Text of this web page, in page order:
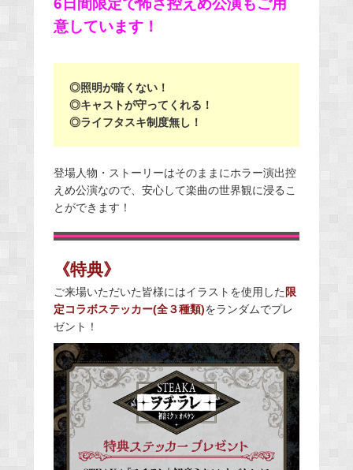
6日間限定で怖さ控えめ公演もご用
意しています！
◎照明が暗くない！
◎キャストが守ってくれる！
◎ライフタスキ制度無し！
登場人物・ストーリーはそのままにホラー演出控
えめ公演なので、安心して楽曲の世界観に浸るこ
とができます！
《特典》
ご来場いただいた皆様にはイラストを使用した 限
定コラボステッカー(全３種類)をランダムでプレ
ゼント！